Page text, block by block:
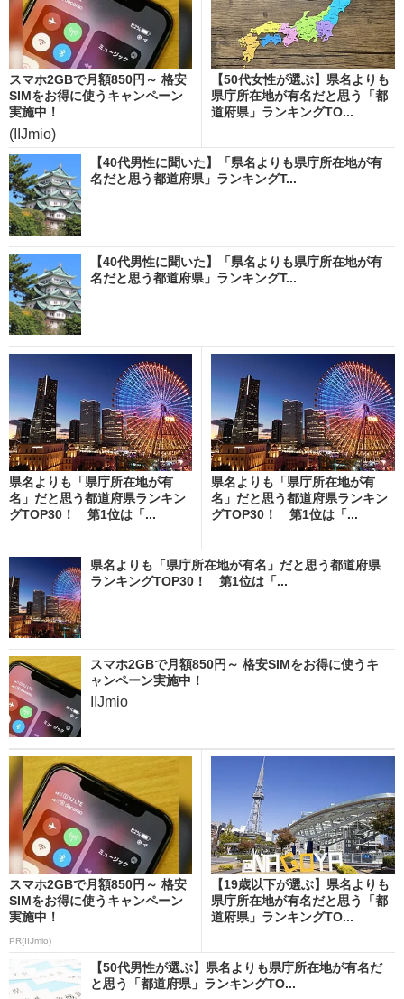
スマホ2GBで月額850円～ 格安
SIMをお得に使うキャンペーン
実施中！
(IIJmio)
【50代女性が選ぶ】県名よりも
県庁所在地が有名だと思う「都
道府県」ランキングTO...
【40代男性に聞いた】「県名よりも県庁所在地が有
名だと思う都道府県」ランキングT...
【40代男性に聞いた】「県名よりも県庁所在地が有
名だと思う都道府県」ランキングT...
県名よりも「県庁所在地が有
名」だと思う都道府県ランキン
グTOP30！ 第1位は「...
県名よりも「県庁所在地が有
名」だと思う都道府県ランキン
グTOP30！ 第1位は「...
県名よりも「県庁所在地が有名」だと思う都道府県
ランキングTOP30！ 第1位は「...
スマホ2GBで月額850円～ 格安SIMをお得に使うキ
ャンペーン実施中！
IIJmio
スマホ2GBで月額850円～ 格安
SIMをお得に使うキャンペーン
実施中！
PR(IIJmio)
【19歳以下が選ぶ】県名よりも
県庁所在地が有名だと思う「都
道府県」ランキングTO...
【50代男性が選ぶ】県名よりも県庁所在地が有名だ
と思う「都道府県」ランキングTO...